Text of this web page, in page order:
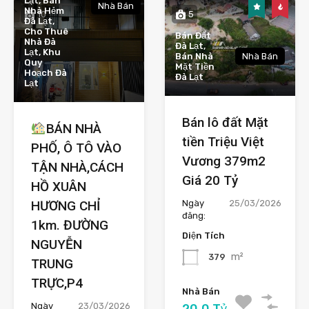
10
Nhà Hẻm
Đà Lạt,
Cho Thuê
Nhà Đà
Lạt, Khu
Quy
Hoạch Đà
Lạt
Nhà Bán
BÁN NHÀ
PHỐ, Ô TÔ VÀO
TẬN NHÀ,CÁCH
HỒ XUÂN
HƯƠNG CHỈ
1km. ĐƯỜNG
NGUYỄN
TRUNG
TRỰC,P4
Ngày 23/03/2026
5
Bán Đất
Đà Lạt,
Bán Nhà
Mặt Tiền
Đà Lạt
Nhà Bán
Bán lô đất Mặt
tiền Triệu Việt
Vương 379m2
Giá 20 Tỷ
Ngày
đăng:
25/03/2026
Diện Tích
379 m²
Nhà Bán